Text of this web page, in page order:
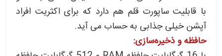
با قابلیت ساپورت قلم هم دارد که برای اکثریت افراد
آپشن خیلی جذابی به حساب می آید.
حافظه و ذخیره‌سازی: